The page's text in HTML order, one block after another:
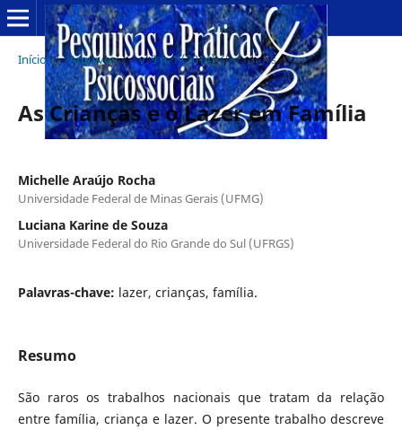
Início / Arquivos / v. 9 n. 1 (2014) / Artigos
As Crianças e o Lazer em Família
Michelle Araújo Rocha
Universidade Federal de Minas Gerais (UFMG)
Luciana Karine de Souza
Universidade Federal do Rio Grande do Sul (UFRGS)
Palavras-chave: lazer, crianças, família.
Resumo
São raros os trabalhos nacionais que tratam da relação
entre família, criança e lazer. O presente trabalho descreve